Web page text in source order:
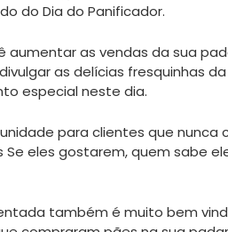
do Dia do Panificador.
as vendas da sua
as delícias fresquinhas
especial neste dia.
para clientes que nunca
eles gostarem, quem sabe
também é muito bem